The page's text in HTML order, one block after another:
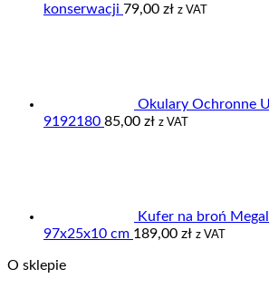
konserwacji 79,00 zł z VAT
Okulary Ochronne
9192180 85,00 zł z VAT
Kufer na broń
97x25x10 cm 189,00 zł z VAT
O sklepie